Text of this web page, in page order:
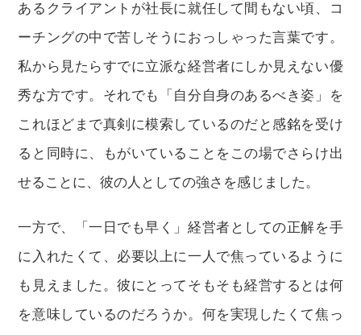
あるクライアントが社長に就任して間もない頃、コ
ーチングの中で苦しそうにおっしゃった言葉です。
私から見たらすでに立派な経営者にしか見えない優
秀な方です。それでも「自分自身のあるべき姿」を
これほどまで真剣に模索しているのだと感銘を受け
ると同時に、もがいていることをこの場でさらけ出
せることに、彼の人としての強さを感じました。
一方で、「一日でも早く」経営者としての正解を手
に入れたくて、必要以上に一人で焦っているように
も見えました。彼にとってそもそも経営するとは何
を意味しているのだろうか。何を実現したくて焦っ